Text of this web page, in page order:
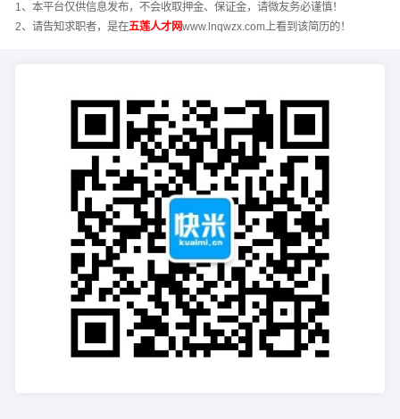
1、本平台仅供信息发布，不会收取押金、保证金，请微友务必谨慎！
2、请告知求职者，是在五莲人才网www.lnqwzx.com上看到该简历的！